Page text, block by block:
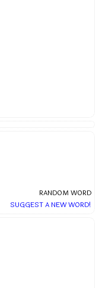
RANDOM WORD
SUGGEST A NEW WORD!